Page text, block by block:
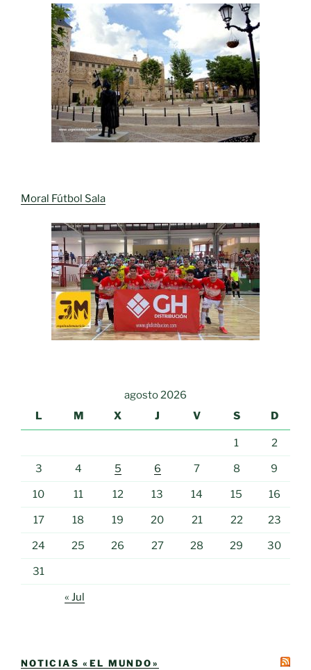
Moral Fútbol Sala
agosto 2026
L
M X J V S D
1 2
3 4 5 6 7 8 9
10 11 12 13 14 15 16
17 18 19 20 21 22 23
24 25 26 27 28 29 30
31
« Jul
NOTICIAS «EL MUNDO»